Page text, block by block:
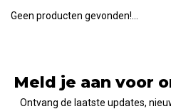
Geen producten gevonden!...
Meld je aan voor
Ontvang de laatste updates,